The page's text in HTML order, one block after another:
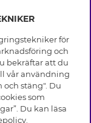
för
och
bekräftar att du
vår användning
och stäng". Du
som
Du kan läsa